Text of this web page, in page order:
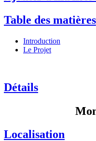
Table des matières
Introduction
Le Projet
Détails
Localisation